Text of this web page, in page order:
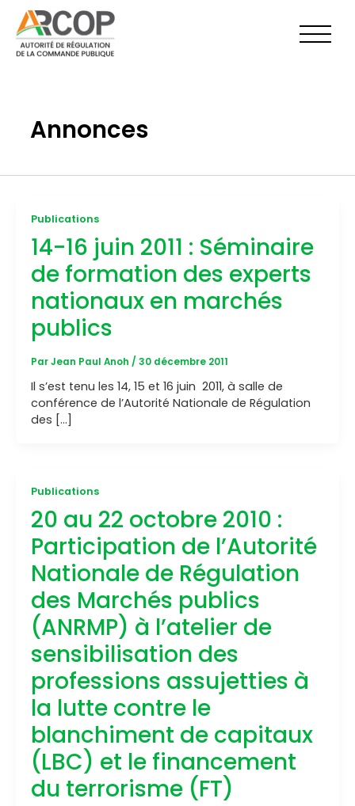
contenu
Annonces
Publications
14-16 juin 2011 : Séminaire
de formation des experts
nationaux en marchés
publics
ParJean Paul Anoh /30 décembre 2011
Il s’est tenu les 14, 15 et 16 juin 2011, à salle de
conférence de l’Autorité Nationale de Régulation
des […]
Publications
20 au 22 octobre 2010 :
Participation de l’Autorité
Nationale de Régulation
des Marchés publics
(ANRMP) à l’atelier de
sensibilisation des
professions assujetties à
la lutte contre le
blanchiment de capitaux
(LBC) et le financement
du terrorisme (FT)